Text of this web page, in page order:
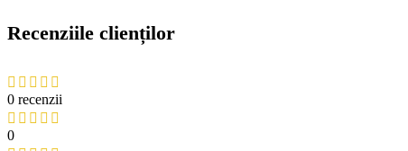
Recenziile clienților
0 recenzii
0